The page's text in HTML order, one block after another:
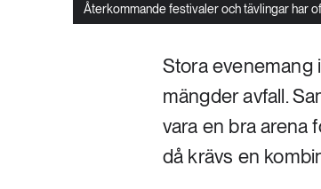
Återkommande festivaler och tävlingar har
Stora evenemang
mängder avfall.
vara en bra arena
då krävs en